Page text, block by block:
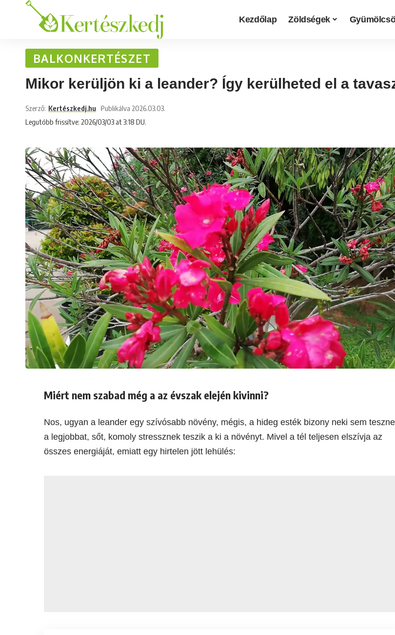
Kezdőlap Zöldségek
BALKONKERTÉSZET
Mikor kerüljön ki a leander? Így kerülheted el a
Legutóbb frissítve: 2026/03/03 at 3:18 DU.
Szerző: Kertészkedj.hu Publikálva 2026.03.03.
Miért nem szabad még a az évszak elején kivinni?
Nos, ugyan a leander egy szívósabb növény, mégis, a hideg esték bizony neki sem
a legjobbat, sőt, komoly stressznek teszik a ki a növényt. Mivel a tél teljesen elszívja az
összes energiáját, emiatt egy hirtelen jött lehülés: